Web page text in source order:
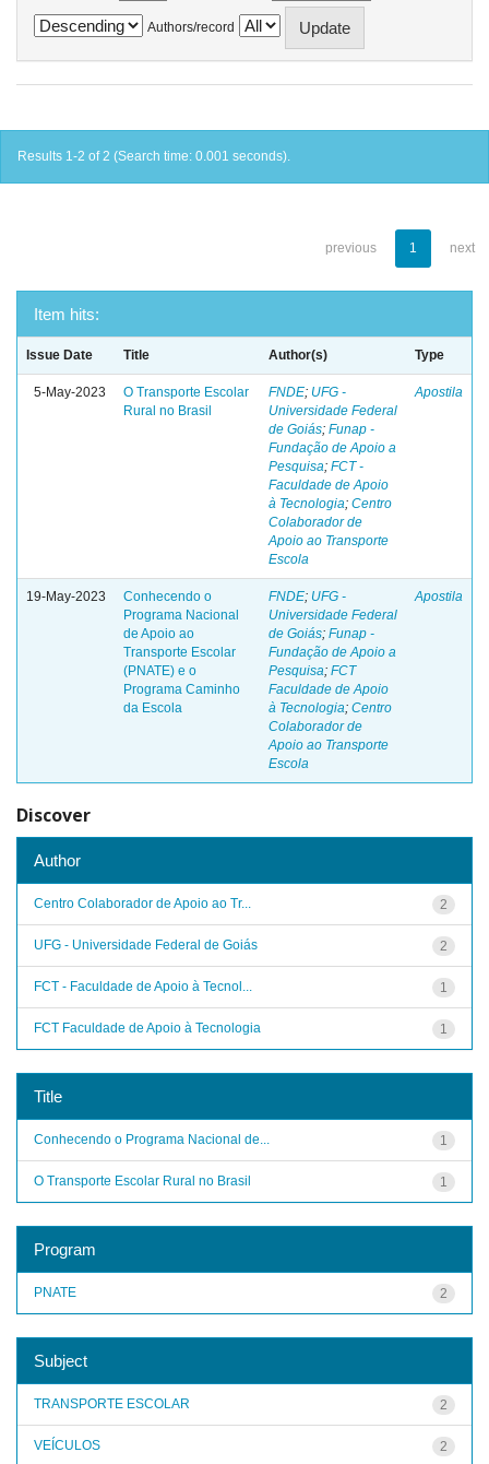
Authors/record
Results 1-2 of 2 (Search time: 0.001 seconds).
previous 1 next
Item hits:
Issue Date Title Author(s) Type
5-May-2023
O Transporte Escolar
Rural no Brasil
FNDE; UFG -
Universidade Federal
de Goiás; Funap -
Fundação de Apoio a
Pesquisa; FCT -
Faculdade de Apoio
à Tecnologia; Centro
Colaborador de
Apoio ao Transporte
Escola
Apostila
19-May-2023
Conhecendo o
Programa Nacional
de Apoio ao
Transporte Escolar
(PNATE) e o
Programa Caminho
da Escola
FNDE; UFG -
Universidade Federal
de Goiás; Funap -
Fundação de Apoio a
Pesquisa; FCT
Faculdade de Apoio
à Tecnologia; Centro
Colaborador de
Apoio ao Transporte
Escola
Apostila
Discover
Author
2
Centro Colaborador de Apoio ao Tr...
2
UFG - Universidade Federal de Goiás
1
FCT - Faculdade de Apoio à Tecnol...
1
FCT Faculdade de Apoio à Tecnologia
Title
1
Conhecendo o Programa Nacional de...
1
O Transporte Escolar Rural no Brasil
Program
2
PNATE
Subject
2
TRANSPORTE ESCOLAR
2
VEÍCULOS